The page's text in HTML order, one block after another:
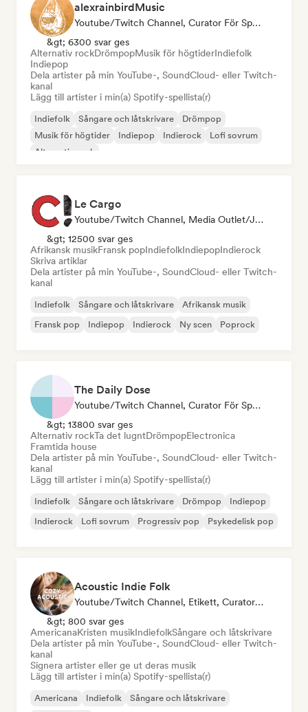
alexrainbirdMusic
Youtube/Twitch Channel, Curator För Spellistor
&gt; 6300 svar ges
Alternativ rockDrömpopMusik för högtiderIndiefolk
Indiepop
Dela artister på min YouTube-, SoundCloud- eller Twitch-
kanal
Lägg till artister i min(a) Spotify-spellista(r)
Indiefolk Sångare och låtskrivare
Drömpop
Musik för högtider
Indiepop Indierock
Lofi sovrum
Alternativ rock
Le Cargo
Youtube/Twitch Channel, Media Outlet/Journalist
&gt; 12500 svar ges
Afrikansk musikFransk popIndiefolkIndiepopIndierock
Skriva artiklar
Dela artister på min YouTube-, SoundCloud- eller Twitch-
kanal
Indiefolk Sångare och låtskrivare
Afrikansk musik
Fransk pop
Indiepop Indierock Ny scen Poprock
The Daily Dose
Youtube/Twitch Channel, Curator För Spellistor
&gt; 13800 svar ges
Alternativ rockTa det lugntDrömpopElectronica
Framtida house
Dela artister på min YouTube-, SoundCloud- eller Twitch-
kanal
Lägg till artister i min(a) Spotify-spellista(r)
Indiefolk Sångare och låtskrivare Drömpop
Indiepop
Indierock
Lofi sovrum Progressiv pop Psykedelisk pop
Acoustic Indie Folk
Youtube/Twitch Channel, Etikett, Curator För Spellistor
&gt; 800 svar ges
AmericanaKristen musikIndiefolkSångare och låtskrivare
Dela artister på min YouTube-, SoundCloud- eller Twitch-
kanal
Signera artister eller ge ut deras musik
Lägg till artister i min(a) Spotify-spellista(r)
Americana Indiefolk
Sångare och låtskrivare